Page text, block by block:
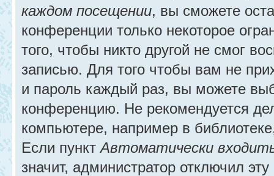
каждом посещении, вы сможете
конференции только некоторое
того, чтобы никто другой не смог
записью. Для того чтобы вам не
и пароль каждый раз, вы можете
конференцию. Не рекомендуется
компьютере, например в
Если пунктАвтоматически
значит, администратор отключил